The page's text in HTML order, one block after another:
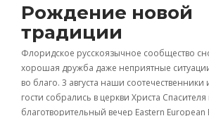
Рождение новой
традиции
Флоридское русскоязычное сообщество
хорошая дружба даже неприятные
во благо. 3 августа наши
гости собрались в церкви Христа
благотворительный вечер Eastern European